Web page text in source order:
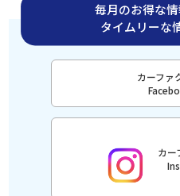
毎月のお得な
タイムリーな
カーファ
カー